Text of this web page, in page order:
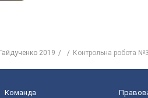
Гайдученко 2019 Контрольна робота №3
Команда